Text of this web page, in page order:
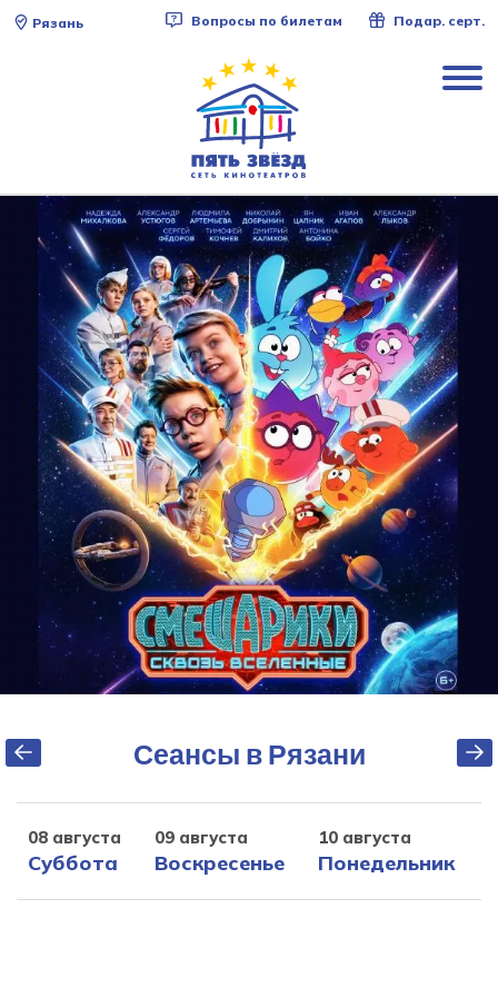
Рязань Вопросы по билетам Подар. серт.
Сеансы в Рязани
08 августа
Суббота
09 августа
Воскресенье
10 августа
Понедельник